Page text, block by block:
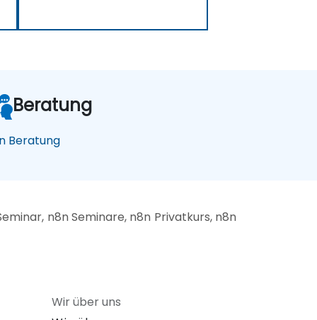
Beratung
Beratung
n8n Seminare, n8n Privatkurs, n8n
Wir über uns